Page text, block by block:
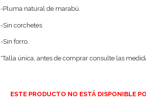
-Pluma natural de marabú.
-Sin corchetes
-Sin forro.
*Talla única, antes de comprar consulte las
ESTE PRODUCTO NO ESTÁ DISPONIBLE